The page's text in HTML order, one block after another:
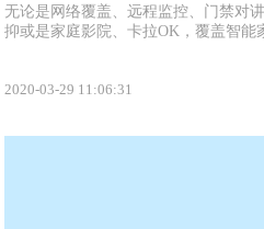
无论是网络覆盖、远程监控、门禁对
抑或是家庭影院、卡拉OK，覆盖智能
2020-03-29 11:06:31